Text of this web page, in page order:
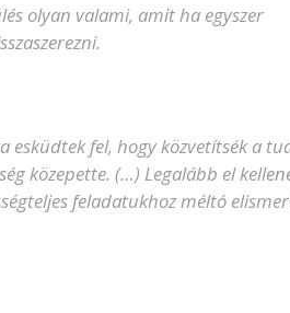
olyan valami, amit ha egyszer
esküdtek fel, hogy közvetítsék a
közepette. (…) Legalább el
feladatukhoz méltó